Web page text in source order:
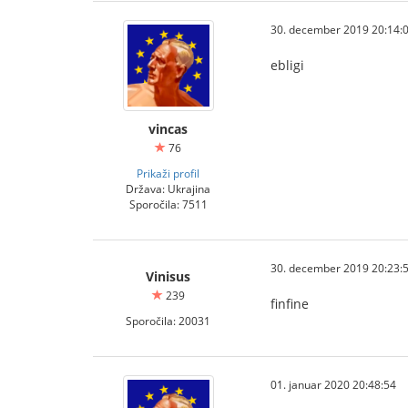
vincas
76
Prikaži profil
Država: Ukrajina
Sporočila: 7511
30. december 2019
ebligi
Vinisus
239
Sporočila: 20031
30. december 2019
finfine
01. januar 2020 20:48:54